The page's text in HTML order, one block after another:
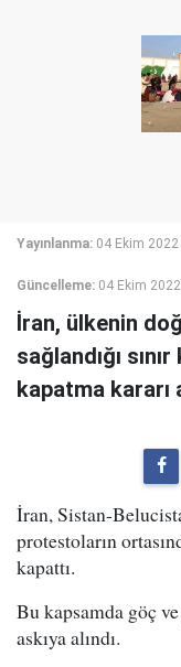
Yayınlanma: 04 Ekim 2022
Güncelleme: 04 Ekim
İran, ülkenin
sağlandığı
kapatma kararı
İran, Sistan-
protestoların
kapattı.
Bu kapsamda göç
askıya alındı.